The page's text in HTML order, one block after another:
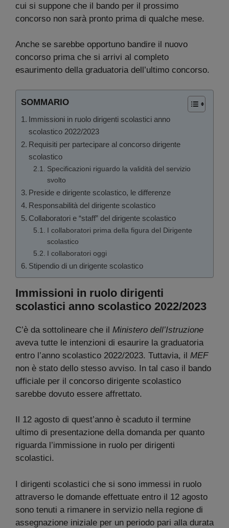
cui si suppone che il bando per il prossimo
concorso non sarà pronto prima di qualche mese.
Anche se sarebbe opportuno bandire il nuovo
concorso prima che si arrivi al completo
esaurimento della graduatoria dell’ultimo concorso.
SOMMARIO
Immissioni in ruolo dirigenti scolastici anno
scolastico 2022/2023
Requisiti per partecipare al concorso dirigente
scolastico
Specificazioni riguardo la validità del servizio
svolto
Preside e dirigente scolastico, le differenze
Responsabilità del dirigente scolastico
Collaboratori e “staff” del dirigente scolastico
I collaboratori prima della figura del Dirigente
scolastico
I collaboratori oggi
Stipendio di un dirigente scolastico
Immissioni in ruolo dirigenti
scolastici anno scolastico 2022/2023
C’è da sottolineare che il Ministero dell’Istruzione
aveva tutte le intenzioni di esaurire la graduatoria
entro l’anno scolastico 2022/2023. Tuttavia, il MEF
non è stato dello stesso avviso. In tal caso il bando
ufficiale per il concorso dirigente scolastico
sarebbe dovuto essere affrettato.
Il 12 agosto di quest’anno è scaduto il termine
ultimo di presentazione della domanda per quanto
riguarda l’immissione in ruolo per dirigenti
scolastici.
I dirigenti scolastici che si sono immessi in ruolo
attraverso le domande effettuate entro il 12 agosto
sono tenuti a rimanere in servizio nella regione di
assegnazione iniziale per un periodo pari alla durata